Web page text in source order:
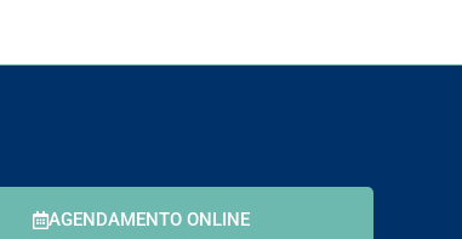
AGENDAMENTO ONLINE